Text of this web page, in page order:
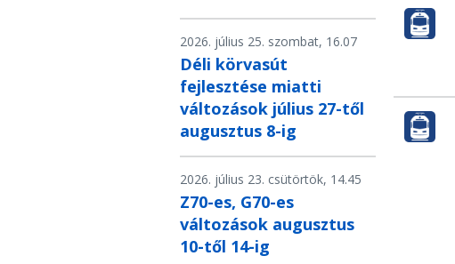
2026. július 25. szombat, 16.07
Déli körvasút
fejlesztése miatti
változások július 27-től
augusztus 8-ig
2026. július 23. csütörtök, 14.45
Z70-es, G70-es
változások augusztus
10-től 14-ig